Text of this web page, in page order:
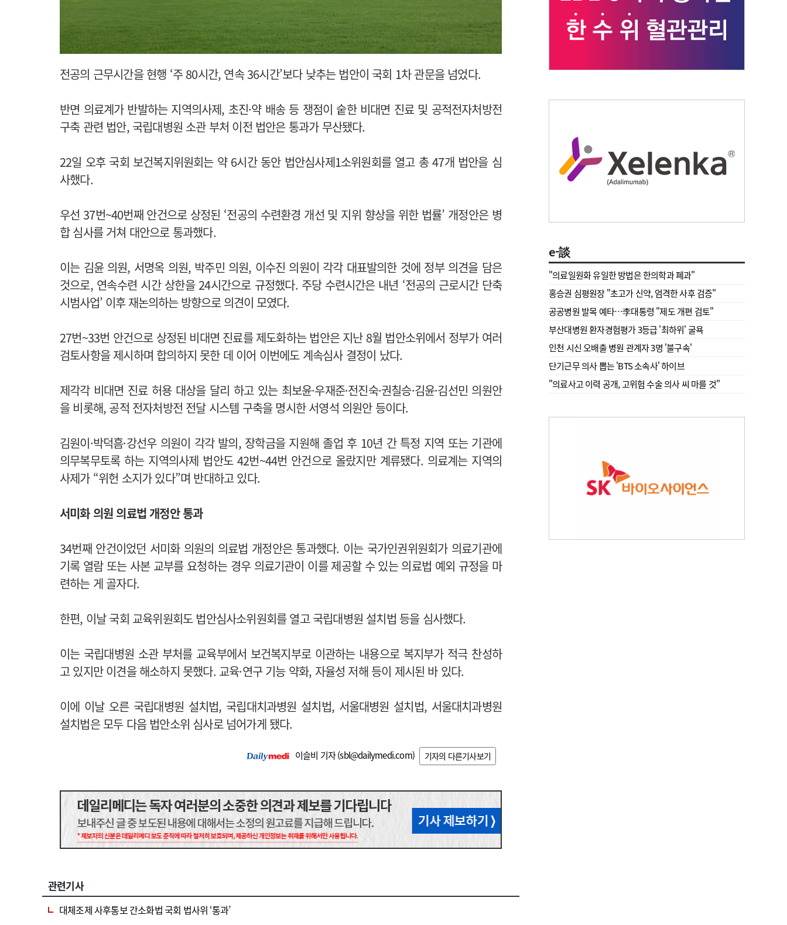
전공의 근무시간을 현행 ‘주 80시간, 연속 36시간’보다 낮추는 법안이 국회 1차 관문을 넘었다.
반면 의료계가 반발하는 지역의사제, 초진·약 배송 등 쟁점이 숱한 비대면 진료 및 공적전자처방전
구축 관련 법안, 국립대병원 소관 부처 이전 법안은 통과가 무산됐다.
22일 오후 국회 보건복지위원회는 약 6시간 동안 법안심사제1소위원회를 열고 총 47개 법안을 심
사했다.
우선 37번~40번째 안건으로 상정된 ‘전공의 수련환경 개선 및 지위 향상을 위한 법률’ 개정안은 병
합 심사를 거쳐 대안으로 통과했다.
이는 김윤 의원, 서명옥 의원, 박주민 의원, 이수진 의원이 각각 대표발의한 것에 정부 의견을 담은
것으로, 연속수련 시간 상한을 24시간으로 규정했다. 주당 수련시간은 내년 ‘전공의 근로시간 단축
시범사업’ 이후 재논의하는 방향으로 의견이 모였다.
27번~33번 안건으로 상정된 비대면 진료를 제도화하는 법안은 지난 8월 법안소위에서 정부가 여러
검토사항을 제시하며 합의하지 못한 데 이어 이번에도 계속심사 결정이 났다.
제각각 비대면 진료 허용 대상을 달리 하고 있는 최보윤·우재준·전진숙·권칠승·김윤·김선민 의원안
을 비롯해, 공적 전자처방전 전달 시스템 구축을 명시한 서영석 의원안 등이다.
김원이·박덕흠·강선우 의원이 각각 발의, 장학금을 지원해 졸업 후 10년 간 특정 지역 또는 기관에
의무복무토록 하는 지역의사제 법안도 42번~44번 안건으로 올랐지만 계류됐다. 의료계는 지역의
사제가 “위헌 소지가 있다”며 반대하고 있다.
서미화 의원 의료법 개정안 통과
34번째 안건이었던 서미화 의원의 의료법 개정안은 통과했다. 이는 국가인권위원회가 의료기관에
기록 열람 또는 사본 교부를 요청하는 경우 의료기관이 이를 제공할 수 있는 의료법 예외 규정을 마
련하는 게 골자다.
한편, 이날 국회 교육위원회도 법안심사소위원회를 열고 국립대병원 설치법 등을 심사했다.
이는 국립대병원 소관 부처를 교육부에서 보건복지부로 이관하는 내용으로 복지부가 적극 찬성하
고 있지만 이견을 해소하지 못했다. 교육·연구 기능 약화, 자율성 저해 등이 제시된 바 있다.
이에 이날 오른 국립대병원 설치법, 국립대치과병원 설치법, 서울대병원 설치법, 서울대치과병원
설치법은 모두 다음 법안소위 심사로 넘어가게 됐다.
이슬비 기자 (sbl@dailymedi.com) 기자의 다른기사보기
관련기사
대체조제 사후통보 간소화법 국회 법사위 ‘통과’
e-談
"의료일원화 유일한 방법은 한의학과 폐과"
홍승권 심평원장 " 초고가 신약, 엄격한 사후 검증"
공공병원 발목 예타…李대통령 "제도 개편 검토"
부산대병원 환자경험평가 3등급 '최하위' 굴욕
인천 시신 오배출 병원 관계자 3명 '불구속'
단기근무 의사 뽑는 'BTS 소속사' 하이브
"의료사고 이력 공개, 고위험 수술 의사 씨 마를 것"